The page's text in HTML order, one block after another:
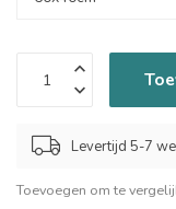
Levertijd 5-7
Toevoegen om te